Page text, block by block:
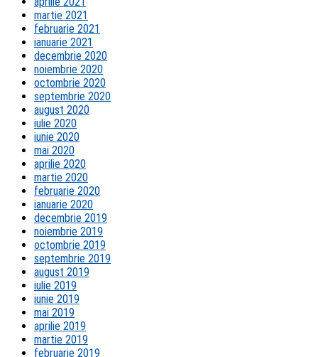
martie 2021
februarie 2021
ianuarie 2021
decembrie 2020
noiembrie 2020
octombrie 2020
septembrie 2020
august 2020
iulie 2020
iunie 2020
mai 2020
aprilie 2020
martie 2020
februarie 2020
ianuarie 2020
decembrie 2019
noiembrie 2019
octombrie 2019
septembrie 2019
august 2019
iulie 2019
iunie 2019
mai 2019
aprilie 2019
martie 2019
februarie 2019